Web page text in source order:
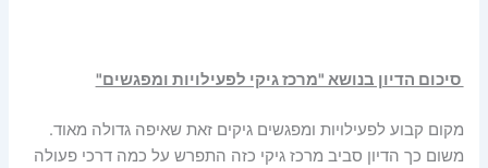
סיכום הדיון בנושא "מרכז גיקי לפעילויות ומפגשים"
מקום קבוע לפעילויות ומפגשים גיקים זאת שאיפה גדולה מאוד.
משום כך הדיון סביב מרכז גיקי כזה התפרש על כמה דרכי פעולה